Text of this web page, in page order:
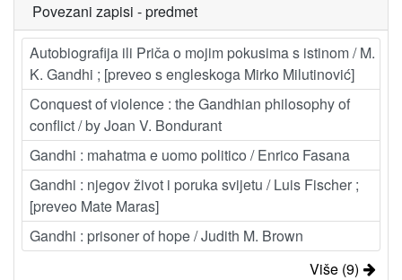
Povezani zapisi - predmet
Autobiografija ili Priča o mojim pokusima s istinom / M.
K. Gandhi ; [preveo s engleskoga Mirko Milutinović]
Conquest of violence : the Gandhian philosophy of
conflict / by Joan V. Bondurant
Gandhi : mahatma e uomo politico / Enrico Fasana
Gandhi : njegov život i poruka svijetu / Luis Fischer ;
[preveo Mate Maras]
Gandhi : prisoner of hope / Judith M. Brown
Više (9)